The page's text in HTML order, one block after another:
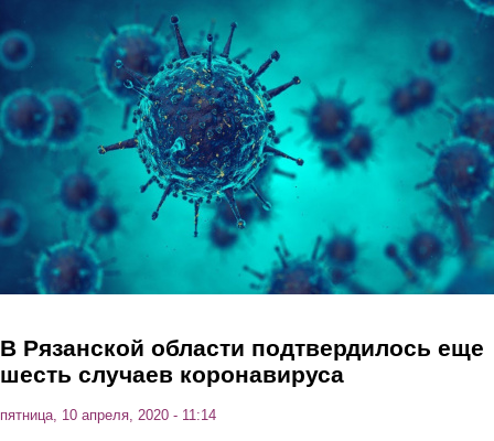
Перейти к основному содержанию
В Рязанской области подтвердилось еще
шесть случаев коронавируса
пятница, 10 апреля, 2020 - 11:14